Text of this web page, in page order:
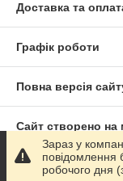
Доставка та
Графік роботи
Повна версія
Сайт створено на
Політика
Зараз у
повідомлення
робочого дня